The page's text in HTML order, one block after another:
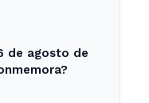
de agosto de